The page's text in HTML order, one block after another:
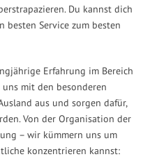
Du kannst dich
besten Service zum besten
Erfahrung im Bereich
mit den besonderen
aus und sorgen dafür,
Von der Organisation der
– wir kümmern uns um
konzentrieren kannst: